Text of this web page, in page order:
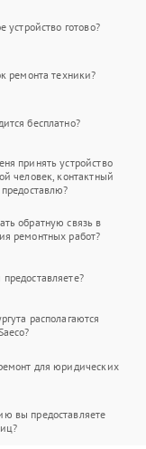
устройство готово?
ремонта техники?
бесплатно?
принять устройство
человек, контактный
обратную связь в
ремонтных работ?
располагаются
для юридических
вы предоставляете